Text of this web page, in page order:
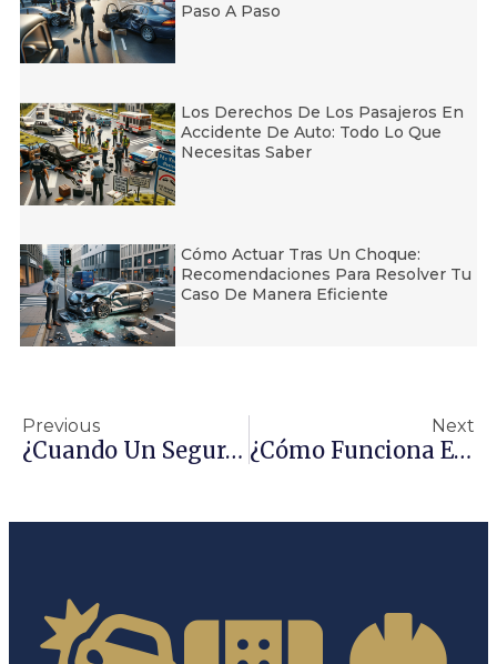
Paso A Paso
Los Derechos De Los Pasajeros En
Accidente De Auto: Todo Lo Que
Necesitas Saber
Cómo Actuar Tras Un Choque:
Recomendaciones Para Resolver Tu
Caso De Manera Eficiente
Previous
¿Cuando Un Seguro No Te Quiere Pagar?
Next
¿Cómo Funciona El Seguro Si Me Chocan?